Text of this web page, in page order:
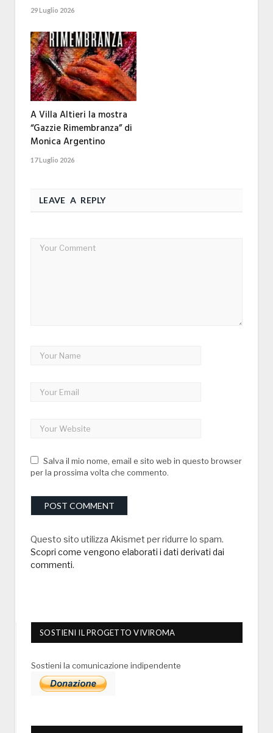
29 Luglio 2026
A Villa Altieri la mostra
“Gazzie Rimembranza” di
Monica Argentino
17 Luglio 2026
LEAVE A REPLY
Salva il mio nome, email e sito web in questo browser
per la prossima volta che commento.
Questo sito utilizza Akismet per ridurre lo spam.
Scopri come vengono elaborati i dati derivati dai
commenti.
SOSTIENI IL PROGETTO VIVIROMA
Sostieni la comunicazione indipendente